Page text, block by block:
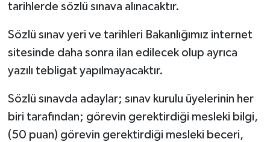
tarihlerde sözlü sınava alınacaktır.
Sözlü sınav yeri ve tarihleri Bakanlığımız internet
sitesinde daha sonra ilan edilecek olup ayrıca
yazılı tebligat yapılmayacaktır.
Sözlü sınavda adaylar; sınav kurulu üyelerinin her
biri tarafından; görevin gerektirdiği mesleki bilgi,
(50 puan) görevin gerektirdiği mesleki beceri,